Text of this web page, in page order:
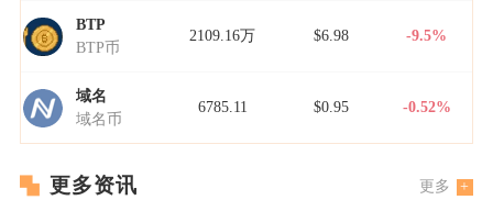
BTP
BTP币
2109.16万 $6.98 -9.5%
域名
域名币
6785.11 $0.95 -0.52%
更多资讯 更多